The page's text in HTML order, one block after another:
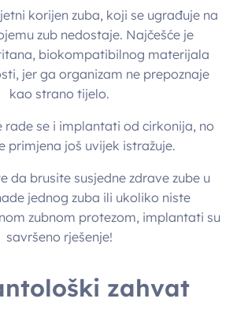
korijen zuba, koji se ugrađuje na
zub nedostaje. Najčešće je
biokompatibilnog materijala
jer ga organizam ne prepoznaje
kao strano tijelo.
rade se i implantati od cirkonija, no
primjena još uvijek istražuje.
da brusite susjedne zdrave zube u
jednog zuba ili ukoliko niste
zubnom protezom, implantati su
savršeno rješenje!
zahvat